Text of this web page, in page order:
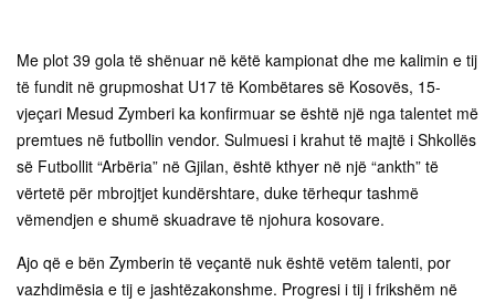
Me plot 39 gola të shënuar në këtë kampionat dhe me kalimin e tij
të fundit në grupmoshat U17 të Kombëtares së Kosovës, 15-
vjeçari Mesud Zymberi ka konfirmuar se është një nga talentet më
premtues në futbollin vendor. Sulmuesi i krahut të majtë i Shkollës
së Futbollit “Arbëria” në Gjilan, është kthyer në një “ankth” të
vërtetë për mbrojtjet kundërshtare, duke tërhequr tashmë
vëmendjen e shumë skuadrave të njohura kosovare.
Ajo që e bën Zymberin të veçantë nuk është vetëm talenti, por
vazhdimësia e tij e jashtëzakonshme. Progresi i tij i frikshëm në